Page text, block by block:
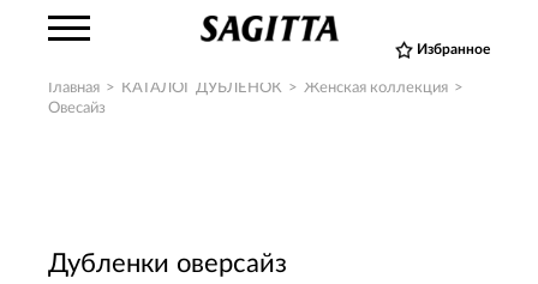
Избранное
Главная > КАТАЛОГ ДУБЛЕНОК > Женская коллекция >
Овесайз
Дубленки оверсайз